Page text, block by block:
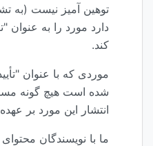
توهین آمیز نیست (به
دارد مورد را به عنوان
کند.
موردی که با عنوان
شده است هیچ گونه
انتشار این مورد بر
ما با نویسندگان